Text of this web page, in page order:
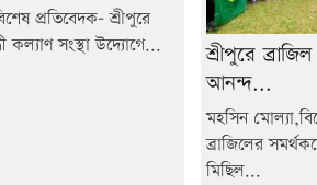
প্রতিবেদক- শ্রীপুরে
কল্যাণ সংস্থা উদ্যোগে...
শ্রীপুরে
আনন্দ...
মহসিন
ব্রাজিলের
মিছিল...